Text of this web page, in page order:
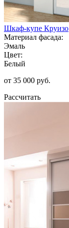
Шкаф-купе Круизо
Материал фасада:
Эмаль
Цвет:
Белый
от 35 000 руб.
Рассчитать